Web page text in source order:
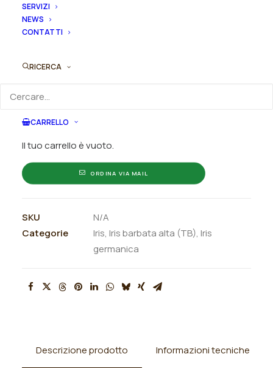
SERVIZI
NEWS
CONTATTI
RICERCA
CARRELLO
Il tuo carrello è vuoto.
Iris
germanica
Puoi acquistare ora questo prodotto contattandoci e
quantità
ORDINA VIA MAIL
SKU
N/A
Categorie
Iris, Iris barbata alta (TB), Iris
germanica
Descrizione prodotto Informazioni tecniche